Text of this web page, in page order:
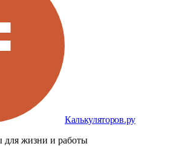
Калькуляторов.ру
для жизни и работы